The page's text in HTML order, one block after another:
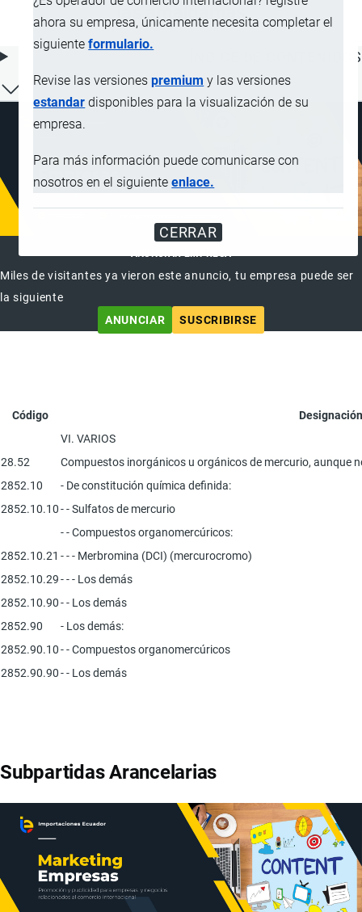
ahora su empresa, únicamente necesita completar el
siguienteformulario.
Revise las versionespremium y las versiones
estandar disponibles para la visualización de su
empresa.
Para más información puede comunicarse con
nosotros en el siguienteenlace.
CERRAR
las amalgamas
ÍNDICE DE CONTENIDOS
ANUNCIAR EMPRESA
Miles de visitantes ya vieron este anuncio, tu empresa puede ser
la siguiente
ANUNCIAR
SUSCRIBIRSE
Código
VI. VARIOS
28.52
Compuestos inorgánicos u orgánicos de mercurio, aunque
2852.10
- De constitución química definida:
2852.10.10- - Sulfatos de mercurio
- - Compuestos organomercúricos:
2852.10.21 - - - Merbromina (DCI) (mercurocromo)
2852.10.29- - - Los demás
2852.10.90- - Los demás
2852.90
- Los demás:
2852.90.10- - Compuestos organomercúricos
2852.90.90- - Los demás
Subpartidas Arancelarias